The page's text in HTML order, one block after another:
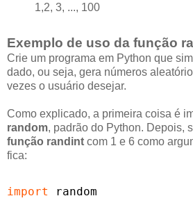
1,2, 3, ..., 100
Exemplo de uso da função
Crie um programa em Python que
dado, ou seja, gera números
vezes o usuário desejar.
Como explicado, a primeira coisa é
random, padrão do Python. Depois,
função randint com 1 e 6 como
fica:
import random